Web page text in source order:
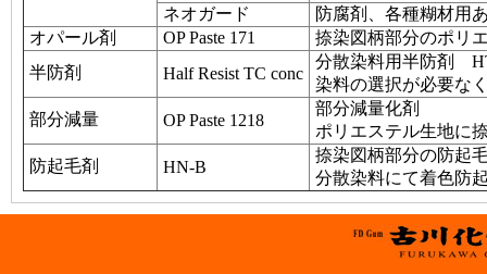
ネオガード
防腐剤、各種糊材用
オパール剤
OP Paste 171
捺染図柄部分のポリ
半防剤
Half Resist TC conc
分散染料用半防剤
染料の選択が必要な
部分減量
OP Paste 1218
部分減量化剤
ポリエステル生地に
防起毛剤
HN-B
捺染図柄部分の防起
分散染料にて着色防